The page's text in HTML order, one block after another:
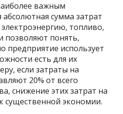
важным
абсолютная сумма затрат
топливо,
позволяют понять,
предприятие использует
есть для их
если затраты на
20% от всего
снижение этих затрат на
существенной экономии.